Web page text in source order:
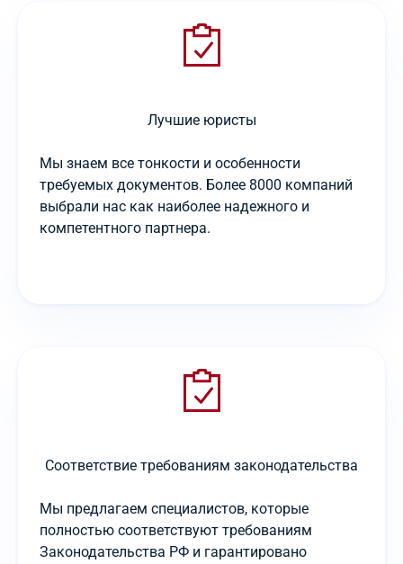
Лучшие юристы
Мы знаем все тонкости и особенности
требуемых документов. Более 8000 компаний
выбрали нас как наиболее надежного и
компетентного партнера.
Соответствие требованиям законодательства
Мы предлагаем специалистов, которые
полностью соответствуют требованиям
Законодательства РФ и гарантировано